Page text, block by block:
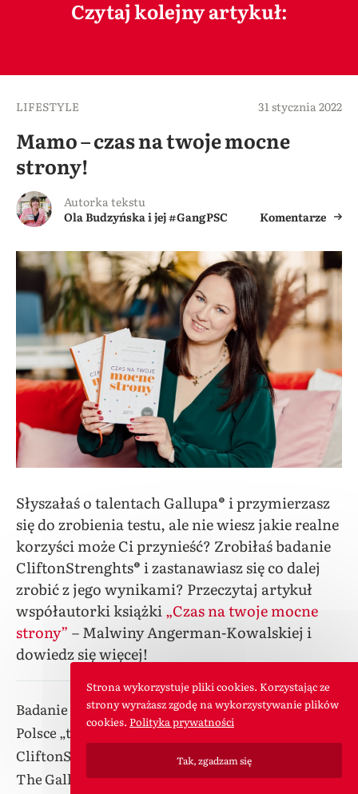
Czytaj kolejny artykuł:
LIFESTYLE 31 stycznia 2022
Mamo – czas na twoje mocne
strony!
Autorka tekstu
Ola Budzyńska i jej #GangPSC
Komentarze
Słyszałaś o talentach Gallupa® i przymierzasz
się do zrobienia testu, ale nie wiesz jakie realne
korzyści może Ci przynieść? Zrobiłaś badanie
CliftonStrenghts® i zastanawiasz się co dalej
zrobić z jego wynikami? Przeczytaj artykuł
współautorki książki„Czas na twoje mocne
strony” – Malwiny Angerman-Kowalskiej i
dowiedz się więcej!
Badanie Gallupa®, powszechnie nazywane w
Polsce „testem Gallupa®”, oparte jest na metodyce
CliftonStrenghts®. Została ona opracowana przez
The Gallup Organization, amerykańską firmę
Strona wykorzystuje pliki cookies. Korzystając ze
strony wyrażasz zgodę na wykorzystywanie plików
cookies. Polityka prywatności
Tak, zgadzam się